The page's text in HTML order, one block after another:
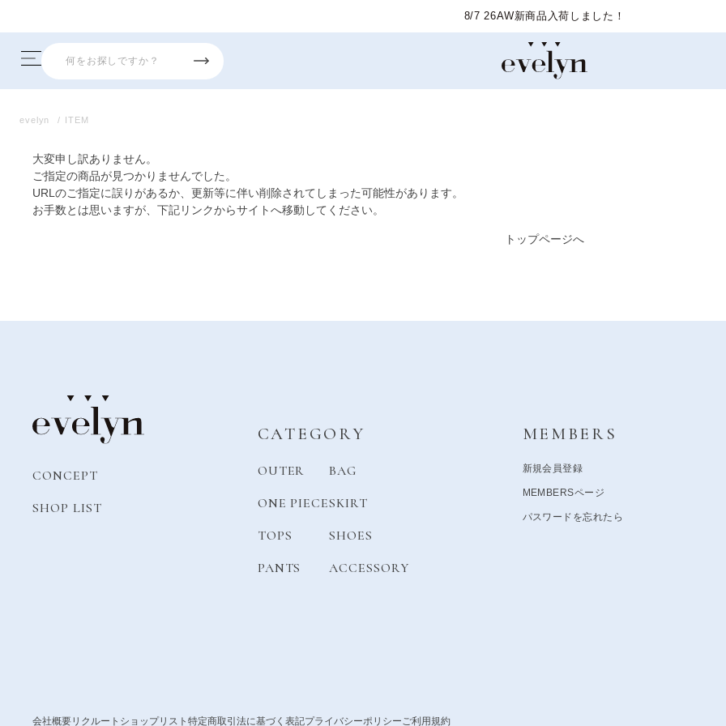
8/7 26AW新商品入荷しました！
evelyn ITEM
大変申し訳ありません。
ご指定の商品が見つかりませんでした。
URLのご指定に誤りがあるか、更新等に伴い削除されてしまった可能性があります。
お手数とは思いますが、下記リンクからサイトへ移動してください。
トップページへ
CONCEPT
SHOP LIST
CATEGORY
OUTER
ONE PIECE
TOPS
PANTS
BAG
SKIRT
SHOES
ACCESSORY
MEMBERS
新規会員登録
MEMBERSページ
パスワードを忘れたら
会社概要 リクルート ショップリスト 特定商取引法に基づく表記プライバシーポリシーご利用規約